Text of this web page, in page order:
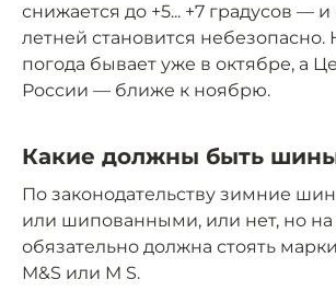
снижается до +5... +7 градусов — и
летней становится небезопасно.
погода бывает уже в октябре, а
России — ближе к ноябрю.
Какие должны быть
По законодательству зимние
или шипованными, или нет, но на
обязательно должна стоять
M&S или M S.